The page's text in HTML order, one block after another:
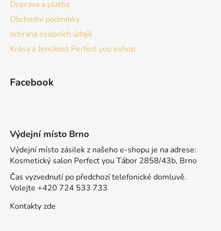
Doprava a platba
Obchodní podmínky
ochrana osobních údajů
Krása a ženskost Perfect you eshop
Facebook
Výdejní místo Brno
Výdejní místo zásilek z našeho e-shopu je na adrese:
Kosmetický salon Perfect you Tábor 2858/43b, Brno
Čas vyzvednutí po předchozí telefonické domluvě.
Volejte +420 724 533 733
Kontakty zde